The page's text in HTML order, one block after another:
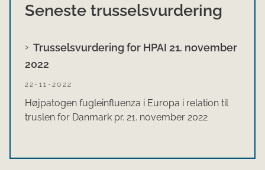
Seneste trusselsvurdering
Trusselsvurdering for HPAI 21. november
2022
22-11-2022
Højpatogen fugleinfluenza i Europa i relation til
truslen for Danmark pr. 21. november 2022